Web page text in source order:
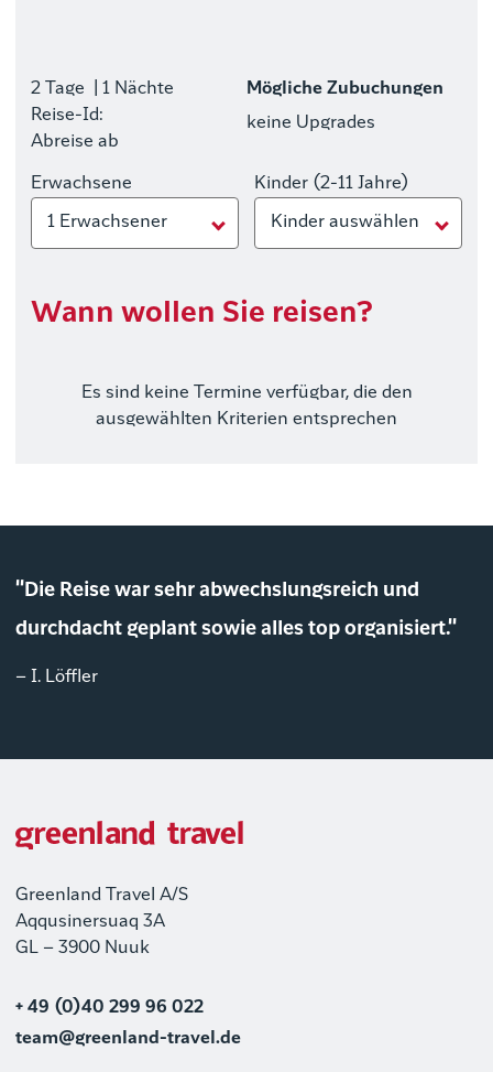
2 Tage
| 1 Nächte
Reise-Id:
Abreise ab
Mögliche Zubuchungen
keine Upgrades
Erwachsene
1 Erwachsener
Kinder (2-11 Jahre)
Kinder auswählen
Wann wollen Sie reisen?
Es sind keine Termine verfügbar, die den
ausgewählten Kriterien entsprechen
"Die Reise war sehr abwechslungsreich und
durchdacht geplant sowie alles top organisiert."
– I. Löffler
Greenland Travel A/S
Aqqusinersuaq 3A
GL – 3900 Nuuk
+ 49 (0)40 299 96 022
team@greenland-travel.de